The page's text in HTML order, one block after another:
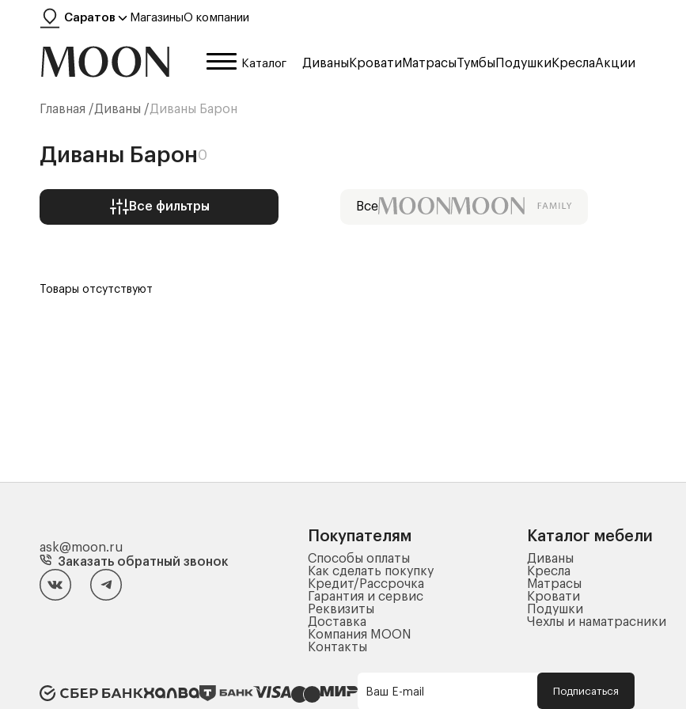
Саратов МагазиныО компании
Каталог ДиваныКроватиМатрасыТумбыПодушкиКреслаАкции
Главная /Диваны /Диваны Барон
Диваны Барон0
Все фильтры Все
Товары отсутствуют
ask@moon.ru
Заказать обратный звонок
Покупателям
Способы оплаты
Как сделать покупку
Кредит/Рассрочка
Гарантия и сервис
Реквизиты
Доставка
Компания MOON
Контакты
Каталог мебели
Диваны
Кресла
Матрасы
Кровати
Подушки
Чехлы и наматрасники
Ваш E-mail Подписаться